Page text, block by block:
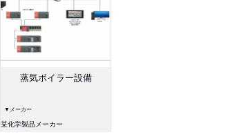
蒸気ボイラー設備
▼メーカー
某化学製品メーカー